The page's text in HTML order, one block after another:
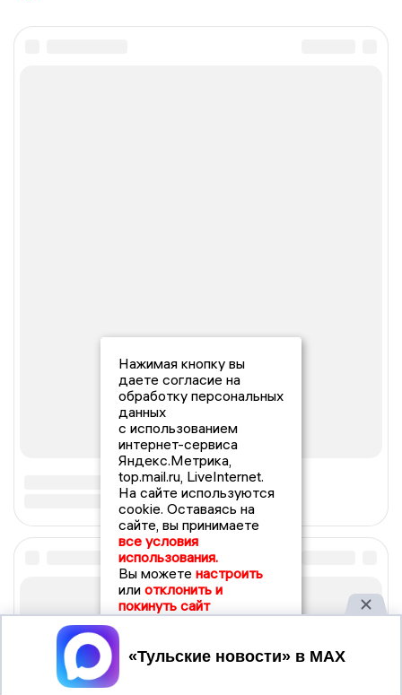
Нажимая кнопку вы
даете согласие на
обработку персональных
данных
с использованием
интернет-сервиса
Яндекс.Метрика,
top.mail.ru, LiveInternet.
На сайте используются
cookie. Оставаясь на
сайте, вы принимаете
все условия
использования.
Вы можете настроить
или отклонить и
покинуть сайт
Принять